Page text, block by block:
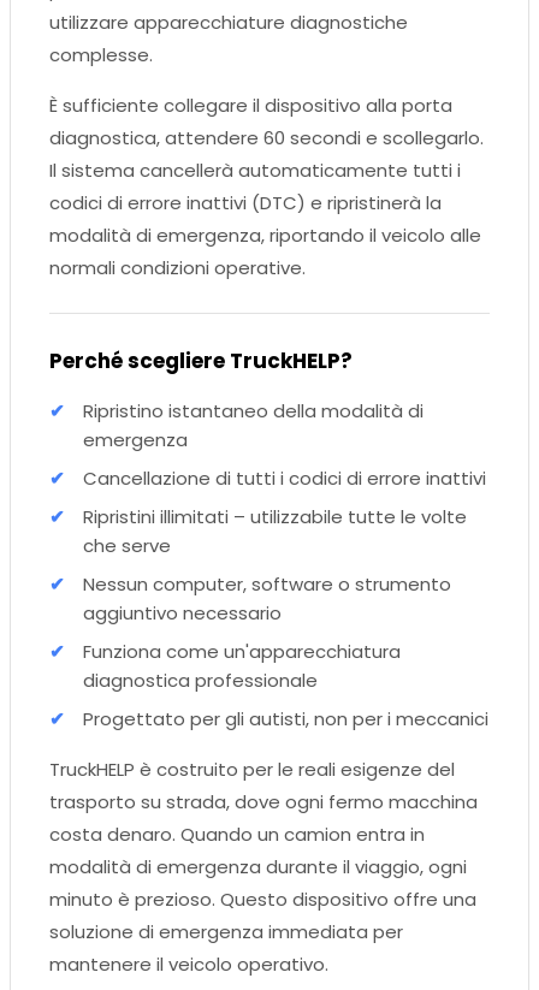
utilizzare apparecchiature diagnostiche
complesse.
È sufficiente collegare il dispositivo alla porta
diagnostica, attendere 60 secondi e scollegarlo.
Il sistema cancellerà automaticamente tutti i
codici di errore inattivi (DTC) e ripristinerà la
modalità di emergenza, riportando il veicolo alle
normali condizioni operative.
Perché scegliere TruckHELP?
Ripristino istantaneo della modalità di
emergenza
Cancellazione di tutti i codici di errore inattivi
Ripristini illimitati – utilizzabile tutte le volte
che serve
Nessun computer, software o strumento
aggiuntivo necessario
Funziona come un'apparecchiatura
diagnostica professionale
Progettato per gli autisti, non per i meccanici
TruckHELP è costruito per le reali esigenze del
trasporto su strada, dove ogni fermo macchina
costa denaro. Quando un camion entra in
modalità di emergenza durante il viaggio, ogni
minuto è prezioso. Questo dispositivo offre una
soluzione di emergenza immediata per
mantenere il veicolo operativo.